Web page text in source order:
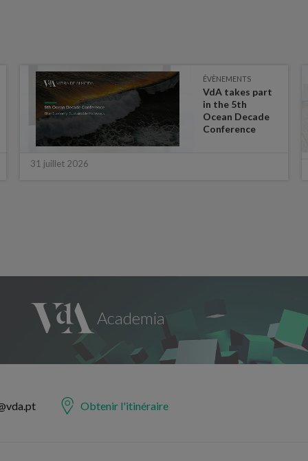
ÉVÈNEMENTS
VdA takes part
in the 5th
Ocean Decade
Conference
31 juillet 2026
Obtenir l'itinéraire